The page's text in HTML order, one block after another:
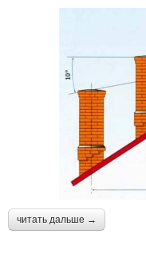
читать дальше →